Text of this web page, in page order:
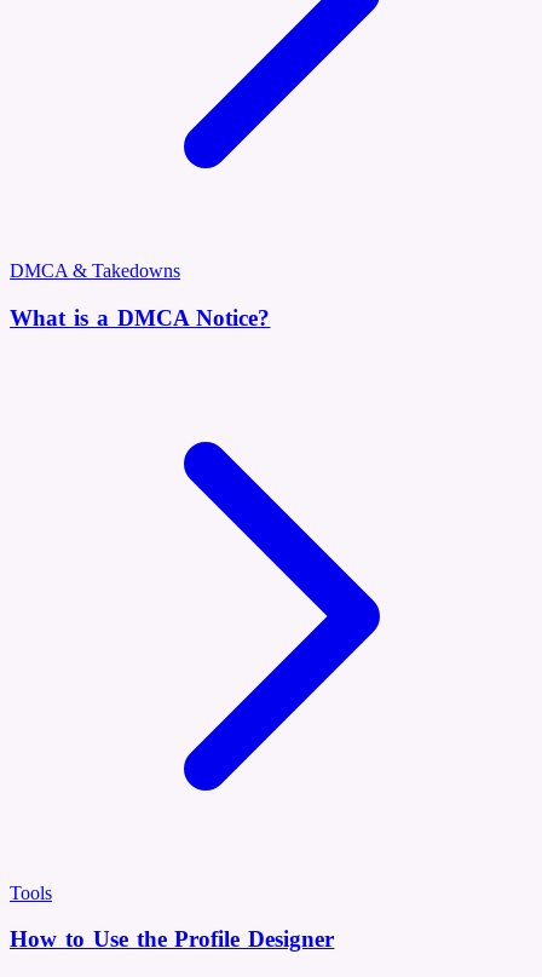
DMCA & Takedowns
What is a DMCA Notice?
Tools
How to Use the Profile Designer